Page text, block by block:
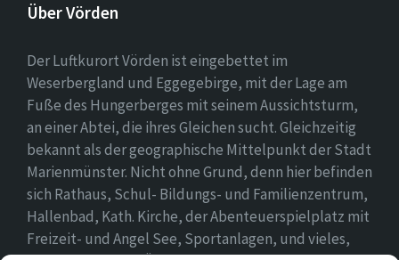
Über Vörden
Der Luftkurort Vörden ist eingebettet im
Weserbergland und Eggegebirge, mit der Lage am
Fuße des Hungerberges mit seinem Aussichtsturm,
an einer Abtei, die ihres Gleichen sucht. Gleichzeitig
bekannt als der geographische Mittelpunkt der Stadt
Marienmünster. Nicht ohne Grund, denn hier befinden
sich Rathaus, Schul- Bildungs- und Familienzentrum,
Hallenbad, Kath. Kirche, der Abenteuerspielplatz mit
Freizeit- und Angel See, Sportanlagen, und vieles,